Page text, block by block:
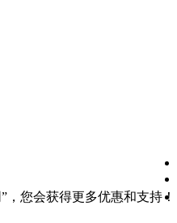
您会获得更多优惠和支持！